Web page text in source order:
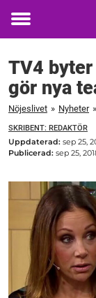
Toggle
TV4
gör nya
Nöjeslivet » Nyheter »
SKRIBENT: REDAKTÖR
Uppdaterad: sep 25,
Publicerad: sep 25,